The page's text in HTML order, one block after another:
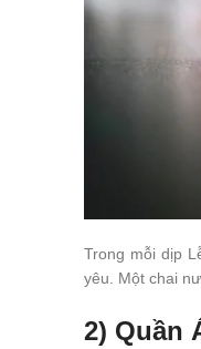
Trong mỗi dịp
yêu. Một chai
2) Quần